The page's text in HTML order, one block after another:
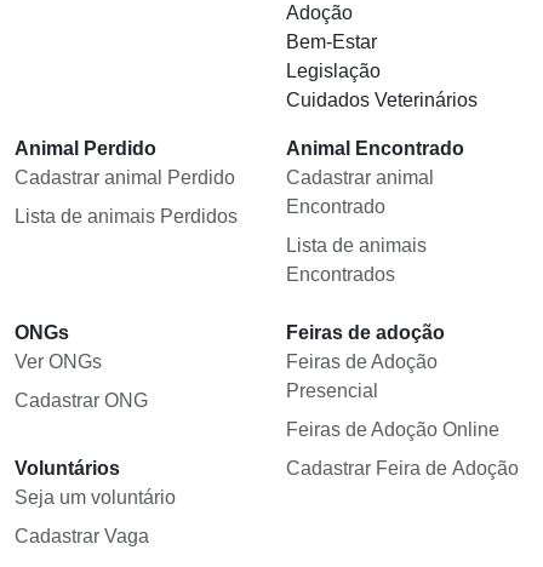
Adoção
Bem-Estar
Legislação
Cuidados Veterinários
Animal Perdido
Cadastrar animal Perdido
Lista de animais Perdidos
Animal Encontrado
Cadastrar animal
Encontrado
Lista de animais
Encontrados
ONGs
Ver ONGs
Cadastrar ONG
Voluntários
Seja um voluntário
Cadastrar Vaga
Feiras de adoção
Feiras de Adoção
Presencial
Feiras de Adoção Online
Cadastrar Feira de Adoção